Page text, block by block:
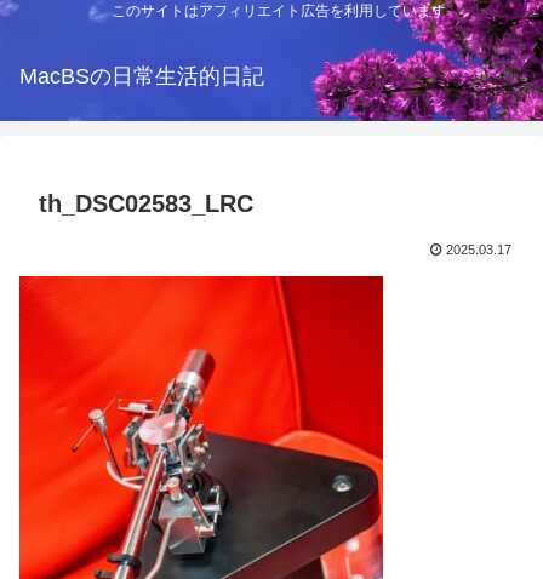
このサイトはアフィリエイト広告を利用しています
MacBSの日常生活的日記
th_DSC02583_LRC
2025.03.17